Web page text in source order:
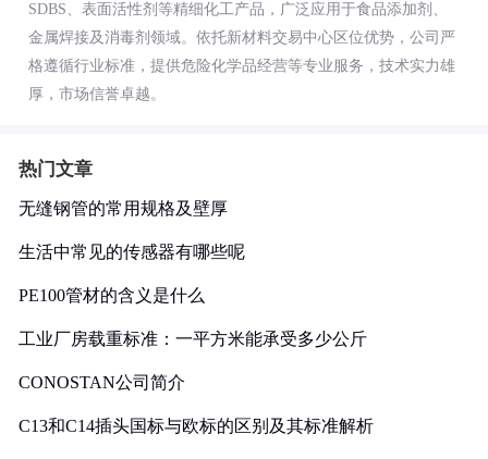
SDBS、表面活性剂等精细化工产品，广泛应用于食品添加剂、
金属焊接及消毒剂领域。依托新材料交易中心区位优势，公司严
格遵循行业标准，提供危险化学品经营等专业服务，技术实力雄
厚，市场信誉卓越。
热门文章
无缝钢管的常用规格及壁厚
生活中常见的传感器有哪些呢
PE100管材的含义是什么
工业厂房载重标准：一平方米能承受多少公斤
CONOSTAN公司简介
C13和C14插头国标与欧标的区别及其标准解析